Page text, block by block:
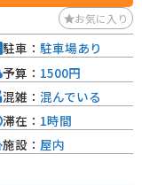
お気に入り
駐車： 駐車場あり
予算： 1500円
混雑： 混んでいる
滞在： 1時間
施設： 屋内